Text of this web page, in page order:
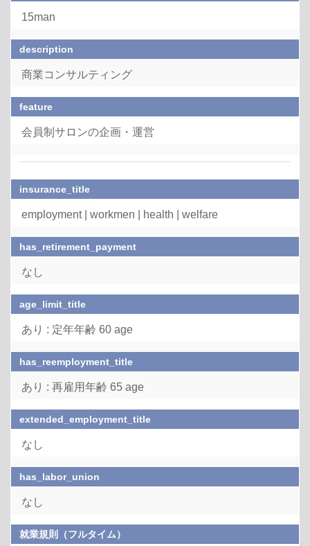
15man
description
商業コンサルティング
feature
会員制サロンの企画・運営
insurance_title
employment | workmen | health | welfare
has_retirement_payment
なし
age_limit_title
あり : 定年年齢 60 age
has_reemployment_title
あり : 再雇用年齢 65 age
extended_employment_title
なし
has_labor_union
なし
就業規則（フルタイム）